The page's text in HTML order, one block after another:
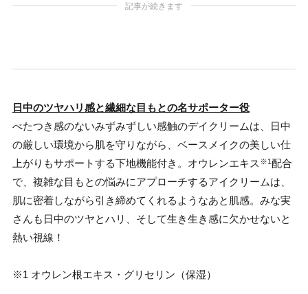
記事が続きます
日中のツヤハリ感と繊細な目もとの名サポーター役
べたつき感のないみずみずしい感触のデイクリームは、日中
の厳しい環境から肌を守りながら、ベースメイクの美しい仕
上がりもサポートする下地機能付き。オウレンエキス ※1配合
で、複雑な目もとの悩みにアプローチするアイクリームは、
肌に密着しながら引き締めてくれるようなあと肌感。みな実
さんも日中のツヤとハリ、そして生き生き感に欠かせないと
熱い視線！
※1 オウレン根エキス・グリセリン（保湿）